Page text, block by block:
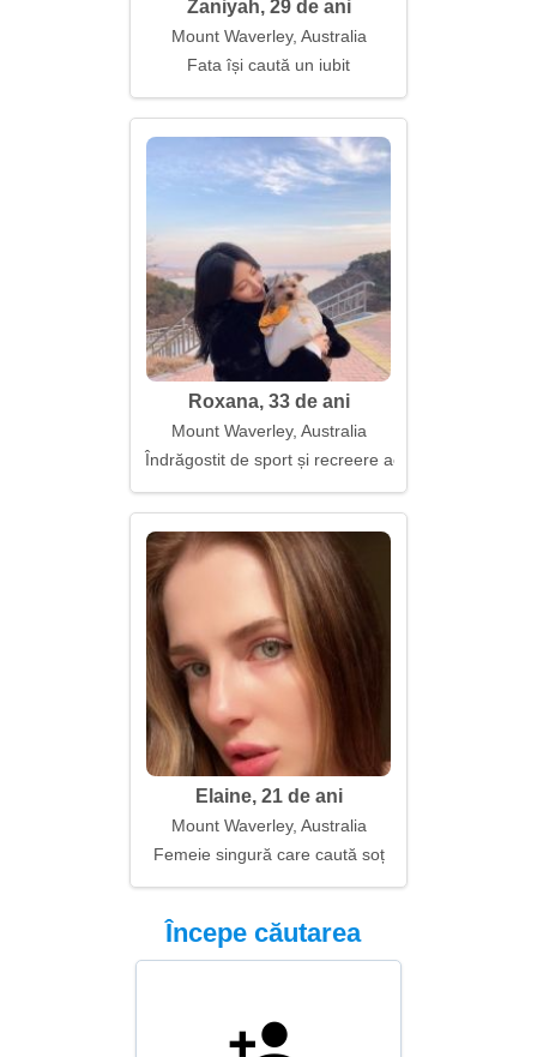
Zaniyah, 29 de ani
Mount Waverley, Australia
Fata își caută un iubit
Roxana, 33 de ani
Mount Waverley, Australia
Îndrăgostit de sport și recreere activă
Elaine, 21 de ani
Mount Waverley, Australia
Femeie singură care caută soț
Începe căutarea